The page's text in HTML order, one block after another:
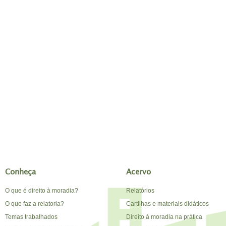
Conheça
O que é direito à moradia?
O que faz a relatoria?
Temas trabalhados
Acervo
Relatórios
Cartilhas e materiais didáticos
Direito à moradia na prática